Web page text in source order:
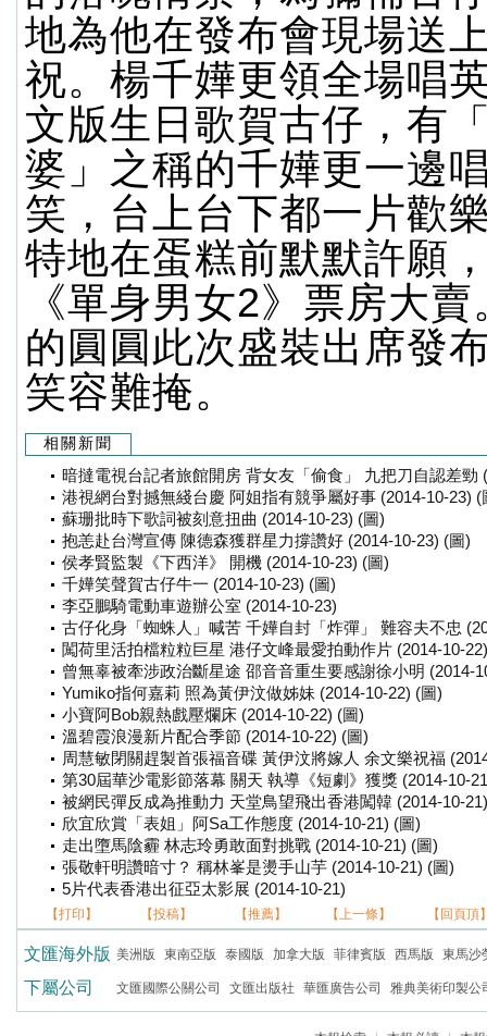
地為他在發布會現場送
祝。楊千嬅更領全場唱
文版生日歌賀古仔，有
婆」之稱的千嬅更一邊
笑，台上台下都一片歡
特地在蛋糕前默默許願
《單身男女2》票房大
的圓圓此次盛裝出席發
笑容難掩。
相關新聞
暗撻電視台記者旅館開房 背女友「偷食」 九把刀自認差勁
港視網台對撼無綫台慶 阿姐指有競爭屬好事 (2014-10-23) (
蘇珊批時下歌詞被刻意扭曲 (2014-10-23) (圖)
抱恙赴台灣宣傳 陳德森獲群星力撐讚好 (2014-10-23) (圖)
侯孝賢監製《下西洋》 開機 (2014-10-23) (圖)
千嬅笑聲賀古仔牛一 (2014-10-23) (圖)
李亞鵬騎電動車遊辦公室 (2014-10-23)
古仔化身「蜘蛛人」喊苦 千嬅自封「炸彈」 難容夫不忠
闖荷里活拍檔粒粒巨星 港仔文峰最愛拍動作片 (2014-10-
曾無辜被牽涉政治斷星途 邵音音重生要感謝徐小明 (2014-
Yumiko指何嘉莉 照為黃伊汶做姊妹 (2014-10-22) (圖)
小寶阿Bob親熱戲壓爛床 (2014-10-22) (圖)
溫碧霞浪漫新片配合季節 (2014-10-22) (圖)
周慧敏閉關趕製首張福音碟 黃伊汶將嫁人 余文樂祝福
第30屆華沙電影節落幕 關天 執導《短劇》獲獎 (2014-10-
被網民彈反成為推動力 天堂鳥望飛出香港闖韓 (2014-10-
欣宜欣賞「表姐」阿Sa工作態度 (2014-10-21) (圖)
走出墮馬陰霾 林志玲勇敢面對挑戰 (2014-10-21) (圖)
張敬軒明讚暗寸？ 稱林峯是燙手山芋 (2014-10-21) (圖)
5片代表香港出征亞太影展 (2014-10-21)
【打印】 【投稿】 【推薦】 【上一條】 【回頁頂
文匯海外版 美洲版 東南亞版 泰國版 加拿大版 菲律賓版 西馬版 東馬沙
下屬公司 文匯國際公關公司 文匯出版社 華匯廣告公司 雅典美術印製公